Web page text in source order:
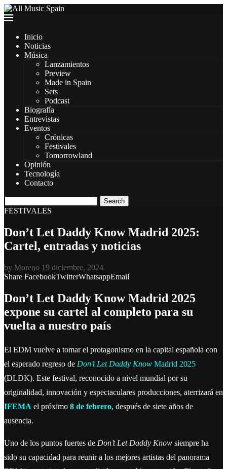
Inicio
Noticias
Música
Lanzamientos
Preview
Made in Spain
Sets
Podcast
Biografía
Entrevistas
Eventos
Crónicas
Festivales
Tomorrowland
Opinión
Tecnología
Contacto
Search
FESTIVALES
Don’t Let Daddy Know Madrid 2025:
Cartel, entradas y noticias
by Moreno 19 diciembre, 2024
Share FacebookTwitterWhatsappEmail
Don’t Let Daddy Know Madrid 2025
expone su cartel al completo para su
vuelta a nuestro país
El EDM vuelve a tomar el protagonismo en la capital española con
el esperado regreso de Don’t Let Daddy Know Madrid 2025
(DLDK). Este festival, reconocido a nivel mundial por su
originalidad, innovación y espectaculares producciones, aterrizará en
IFEMA el próximo 8 de febrero, después de siete años de
ausencia.
Uno de los puntos fuertes de Don’t Let Daddy Know siempre ha
sido su capacidad para reunir a los mejores artistas del panorama